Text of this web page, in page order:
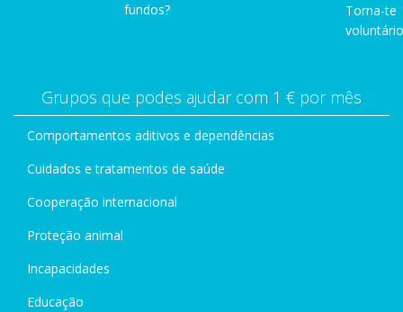
fundos?
Torna-te
Grupos que podes ajudar com 1 € por mês
Comportamentos aditivos e dependências
Cuidados e tratamentos de saúde
Cooperação internacional
Proteção animal
Incapacidades
Educação